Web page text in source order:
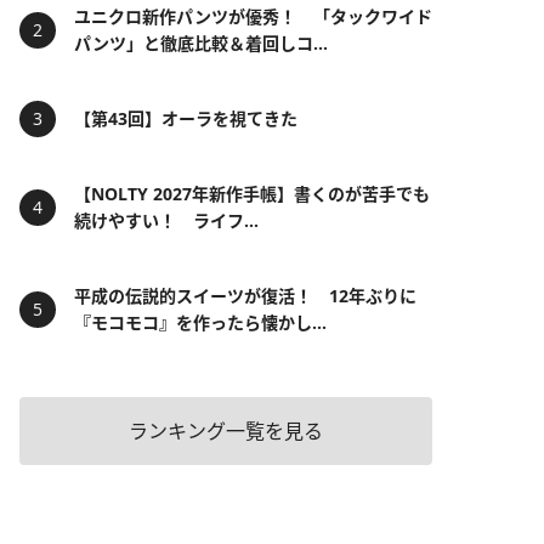
ユニクロ新作パンツが優秀！ 「タックワイド
パンツ」と徹底比較＆着回しコ...
【第43回】オーラを視てきた
【NOLTY 2027年新作手帳】書くのが苦手でも
続けやすい！ ライフ...
平成の伝説的スイーツが復活！ 12年ぶりに
『モコモコ』を作ったら懐かし...
ランキング一覧を見る